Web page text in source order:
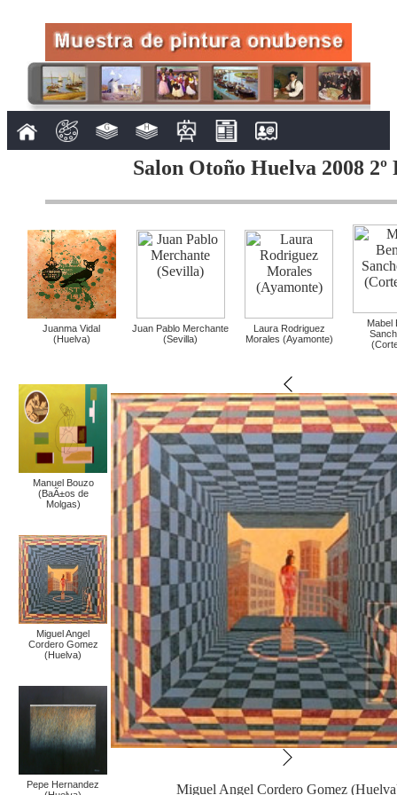
Salon Otoño Huelva 2008 2º
Juanma Vidal
(Huelva)
Juan Pablo Merchante
(Sevilla)
Laura Rodriguez
Morales (Ayamonte)
Mabel
Manuel Bouzo
(BaÃ±os de
Molgas)
Miguel Angel Cordero Gomez
Miguel Angel
Cordero Gomez
(Huelva)
Pepe Hernandez